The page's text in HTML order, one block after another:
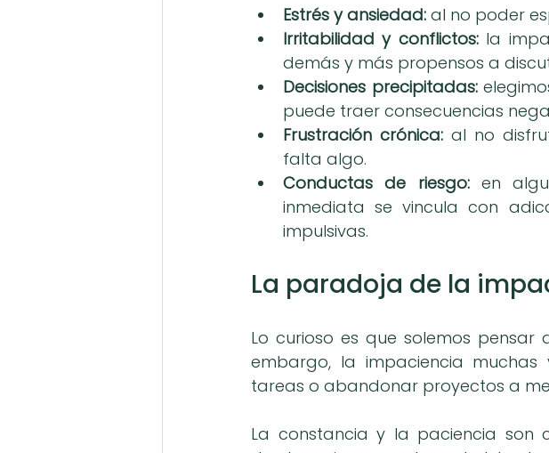
Estrés y ansiedad: al no poder
Irritabilidad y conflictos: la
demás y más propensos a
Decisiones precipitadas:
puede traer consecuencias
Frustración crónica: al no
falta algo.
Conductas de riesgo: en
inmediata se vincula con
impulsivas.
La paradoja de la
Lo curioso es que solemos pensar
embargo, la impaciencia
tareas o abandonar proyectos a
La constancia y la paciencia son